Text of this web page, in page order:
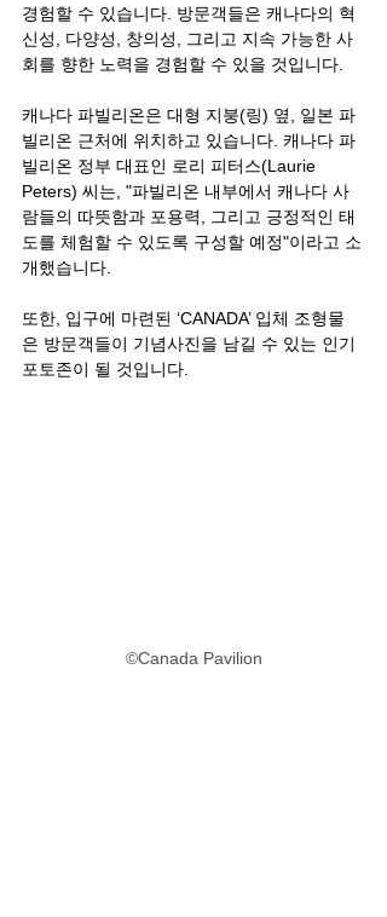
경험할 수 있습니다. 방문객들은 캐나다의 혁
신성, 다양성, 창의성, 그리고 지속 가능한 사
회를 향한 노력을 경험할 수 있을 것입니다.
캐나다 파빌리온은 대형 지붕(링) 옆, 일본 파
빌리온 근처에 위치하고 있습니다. 캐나다 파
빌리온 정부 대표인 로리 피터스(Laurie
Peters) 씨는, "파빌리온 내부에서 캐나다 사
람들의 따뜻함과 포용력, 그리고 긍정적인 태
도를 체험할 수 있도록 구성할 예정"이라고 소
개했습니다.
또한, 입구에 마련된 ‘CANADA’ 입체 조형물
은 방문객들이 기념사진을 남길 수 있는 인기
포토존이 될 것입니다.
©Canada Pavilion